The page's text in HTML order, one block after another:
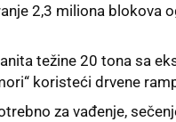
2,3 miliona blokova
težine 20 tona sa
koristeći drvene
za vađenje,